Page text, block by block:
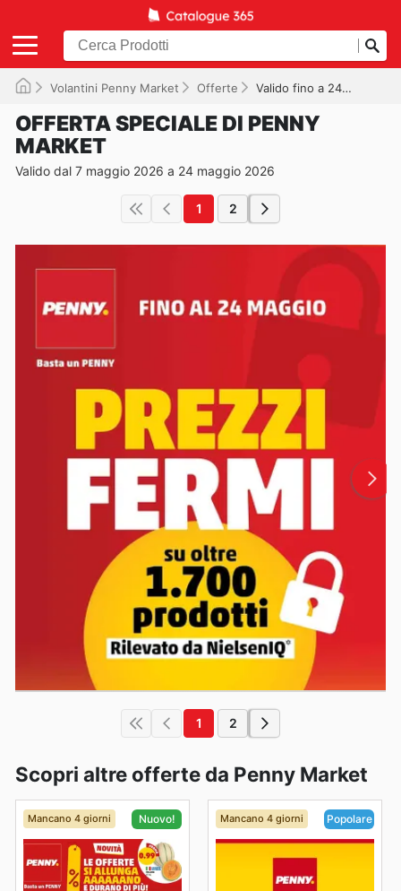
Volantini Penny Market Offerte Valido fino a 24/05/2026
OFFERTA SPECIALE DI PENNY
MARKET
Valido dal 7 maggio 2026 a 24 maggio 2026
1 2
1 2
Scopri altre offerte da Penny Market
Mancano 4 giorni Nuovo! Mancano 4 giorni Popolare